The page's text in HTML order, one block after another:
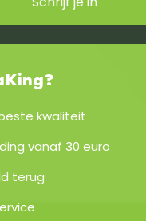
kwaliteit
vanaf 30 euro
terug